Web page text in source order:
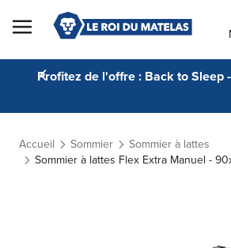
Skip to Content
Profitez de l'offre : Back to Sleep
Accueil Sommier
Sommier à lattes
Sommier à lattes Flex Extra Manuel -